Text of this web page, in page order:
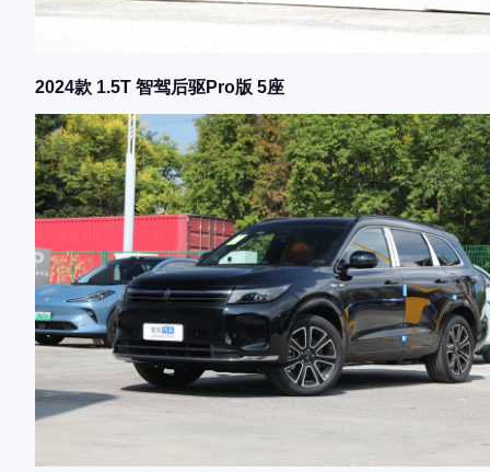
2024款 1.5T 智驾后驱Pro版 5座